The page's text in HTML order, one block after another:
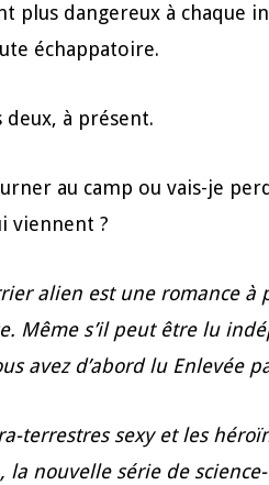
plus dangereux à chaque
échappatoire.
deux, à présent.
au camp ou vais-je
viennent ?
alien est une romance à
Même s’il peut être lu
avez d’abord lu Enlevée
terrestres sexy et les
la nouvelle série de